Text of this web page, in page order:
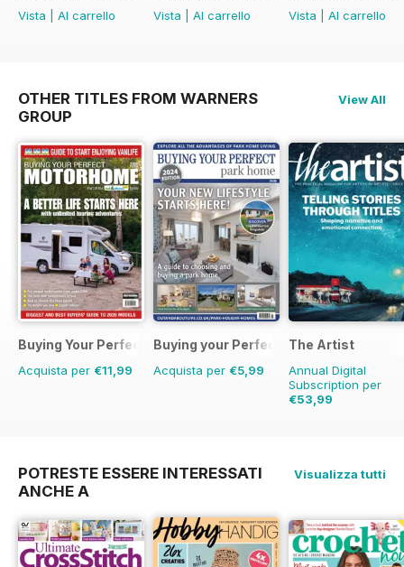
Vista
Al carrello
Vista
Al carrello
Vista
Al carrello
OTHER TITLES FROM WARNERS
GROUP
View All
Buying Your Perfect Motorhome
Acquista per €11,99
Buying your Perfect Park Home
Acquista per €5,99
The Artist
Annual Digital
Subscription per
€53,99
POTRESTE ESSERE INTERESSATI
ANCHE A
Visualizza tutti